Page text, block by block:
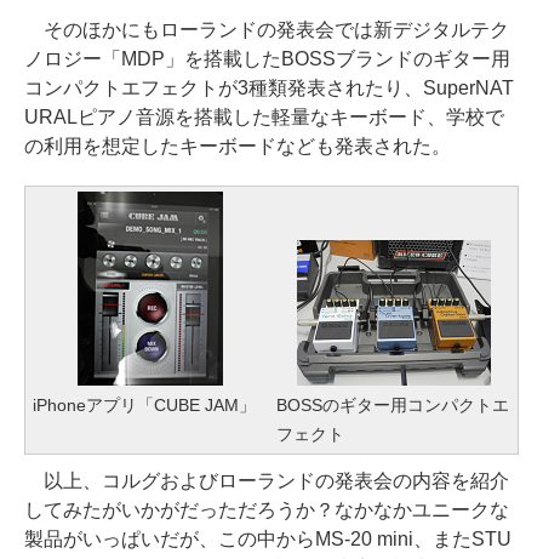
そのほかにもローランドの発表会では新デジタルテク
ノロジー「MDP」を搭載したBOSSブランドのギター用
コンパクトエフェクトが3種類発表されたり、SuperNAT
URALピアノ音源を搭載した軽量なキーボード、学校で
の利用を想定したキーボードなども発表された。
iPhoneアプリ「CUBE JAM」
BOSSのギター用コンパクトエ
フェクト
以上、コルグおよびローランドの発表会の内容を紹介
してみたがいかがだっただろうか？なかなかユニークな
製品がいっぱいだが、この中からMS-20 mini、またSTU